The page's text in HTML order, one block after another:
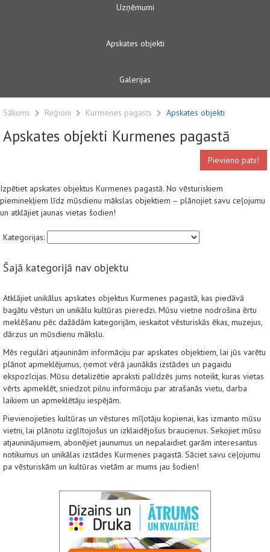
Uzņēmumi
Apskates objekti
Galerijas
Sākums Reģioni Kurmenes pagasts Apskates objekti
Apskates objekti Kurmenes pagastā
Pievieno pats!
Izpētiet apskates objektus Kurmenes pagastā. No vēsturiskiem
pieminekļiem līdz mūsdienu mākslas objektiem – plānojiet savu ceļojumu
un atklājiet jaunas vietas šodien!
Kategorijas:
Šajā kategorijā nav objektu
Atklājiet unikālus apskates objektus Kurmenes pagastā, kas piedāvā
bagātu vēsturi un unikālu kultūras pieredzi. Mūsu vietne nodrošina ērtu
meklēšanu pēc dažādām kategorijām, ieskaitot vēsturiskās ēkas, muzejus,
dārzus un mūsdienu mākslu.
Mēs regulāri atjauninām informāciju par apskates objektiem, lai jūs varētu
plānot apmeklējumus, ņemot vērā jaunākās izstādes un pagaidu
ekspozīcijas. Mūsu detalizētie apraksti palīdzēs jums noteikt, kuras vietas
vērts apmeklēt, sniedzot pilnu informāciju par atrašanās vietu, darba
laikiem un apmeklētāju iespējām.
Pievienojieties kultūras un vēstures mīļotāju kopienai, kas izmanto mūsu
vietni, lai plānotu izglītojošus un izklaidējošus braucienus. Sekojiet mūsu
atjauninājumiem, abonējiet jaunumus un nepalaidiet garām interesantus
notikumus un unikālas izstādes Kurmenes pagastā. Sāciet savu ceļojumu
pa vēsturiskām un kultūras vietām ar mums jau šodien!